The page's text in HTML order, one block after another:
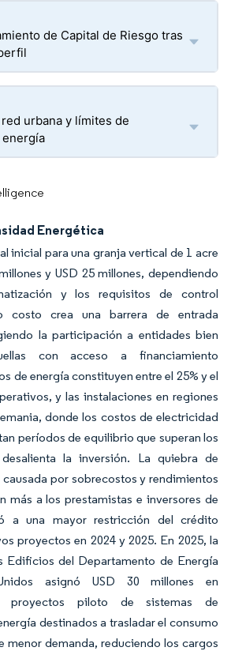
de Capital de Riesgo tras
urbana y límites de
Energética
inicial para una granja vertical de 1 acre
y USD 25 millones, dependiendo
y los requisitos de control
costo crea una barrera de entrada
la participación a entidades bien
con acceso a financiamiento
de energía constituyen entre el 25% y el
y las instalaciones en regiones
donde los costos de electricidad
períodos de equilibrio que superan los
la inversión. La quiebra de
por sobrecostos y rendimientos
más a los prestamistas e inversores de
a una mayor restricción del crédito
proyectos en 2024 y 2025. En 2025, la
Edificios del Departamento de Energía
asignó USD 30 millones en
proyectos piloto de sistemas de
destinados a trasladar el consumo
menor demanda, reduciendo los cargos